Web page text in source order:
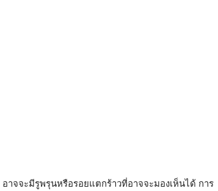
าจจะมีรูพรุนหรือรอยแตกร้าวที่อาจจะมองเห็นได้ การ